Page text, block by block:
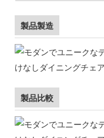
製品製造
製品比較